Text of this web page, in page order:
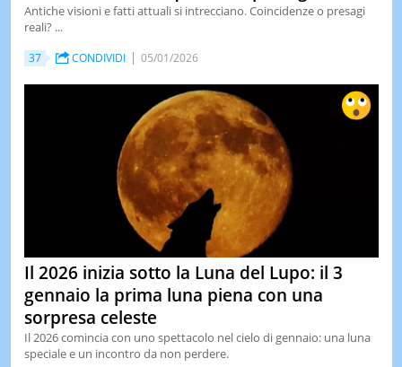
Antiche visioni e fatti attuali si intrecciano. Coincidenze o presagi
reali? ...
37 CONDIVIDI 05/01/2026
Il 2026 inizia sotto la Luna del Lupo: il 3
gennaio la prima luna piena con una
sorpresa celeste
Il 2026 comincia con uno spettacolo nel cielo di gennaio: una luna
speciale e un incontro da non perdere.